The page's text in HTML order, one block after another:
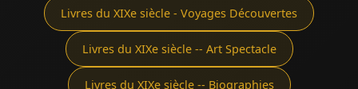
Livres du XIXe siècle - Voyages Découvertes
Livres du XIXe siècle -- Art Spectacle
Livres du XIXe siècle -- Biographies